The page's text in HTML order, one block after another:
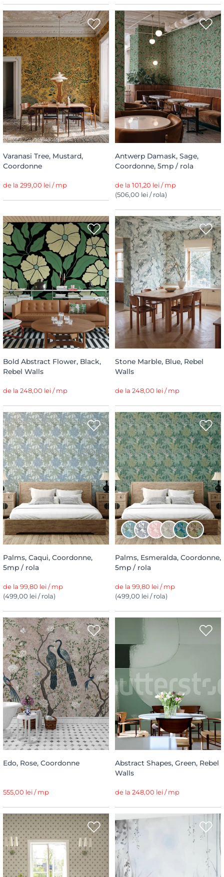
Varanasi Tree, Mustard,
Coordonne
de la 299,00 lei / mp
Antwerp Damask, Sage,
Coordonne, 5mp / rola
de la 101,20 lei / mp
(506,00 lei / rola)
Bold Abstract Flower, Black,
Rebel Walls
de la 248,00 lei / mp
Stone Marble, Blue, Rebel
Walls
de la 248,00 lei / mp
Palms, Caqui, Coordonne,
5mp / rola
de la 99,80 lei / mp
(499,00 lei / rola)
Palms, Esmeralda, Coordonne,
5mp / rola
de la 99,80 lei / mp
(499,00 lei / rola)
Edo, Rose, Coordonne
555,00 lei / mp
Abstract Shapes, Green, Rebel
Walls
de la 248,00 lei / mp